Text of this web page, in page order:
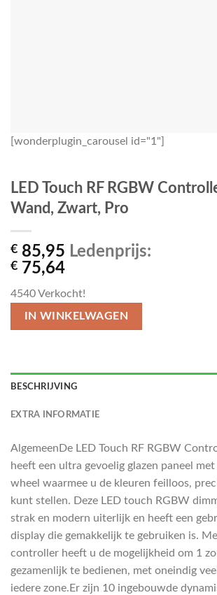
[wonderplugin_carousel id="1"]
LED Touch RF RGBW
Wand, Zwart, Pro
€ 85,95 Ledenprijs:
€ 75,64
4540Verkocht!
IN WINKELWAGEN
BESCHRIJVING
EXTRA INFORMATIE
AlgemeenDe LED Touch RF RGBW
heeft een ultra gevoelig glazen paneel
wheel waarmee u de kleuren feilloos,
kunt stellen. Deze LED touch RGBW
strak en modern uiterlijk en heeft een
display die gemakkelijk te gebruiken is.
controller heeft u de mogelijkheid om 1
gezamenlijk te bedienen, met oneindig
iedere zone.Er zijn 10 ingebouwde